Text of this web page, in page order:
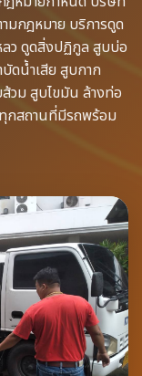
มกฎหมาย บริการดูด
ลว​ ดูดสิ่งปฏิกูล​ สูบบ่อ
ดน้ำเสีย​ สูบกาก
วม​ สูบไขมัน​ ล้างท่อ​
กสถานที่​มีรถพร้อม